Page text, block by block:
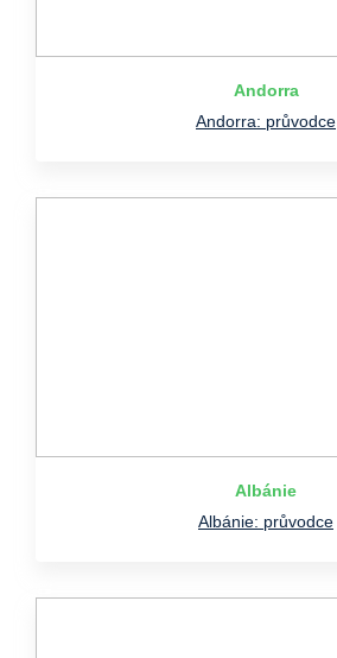
Andorra
Andorra: průvodce
Albánie
Albánie: průvodce